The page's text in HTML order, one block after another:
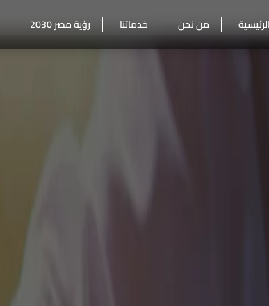
الرئيسية من نحن خدماتنا رؤية مصر 2030